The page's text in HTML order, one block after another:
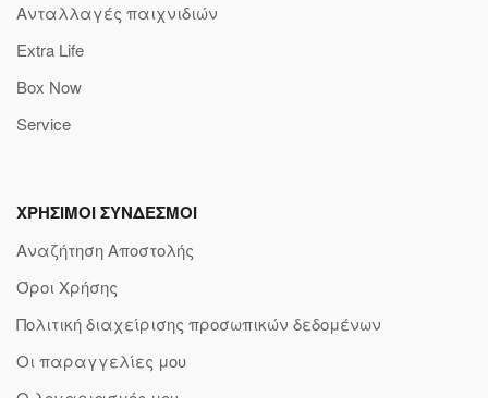
Ανταλλαγές παιχνιδιών
Extra Life
Box Now
Service
ΧΡΗΣΙΜΟΙ ΣΥΝΔΕΣΜΟΙ
Αναζήτηση Αποστολής
Όροι Χρήσης
Πολιτική διαχείρισης προσωπικών δεδομένων
Οι παραγγελίες μου